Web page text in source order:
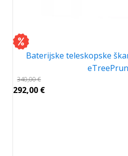
Baterijske teleskopske
340,00€
292,00 €